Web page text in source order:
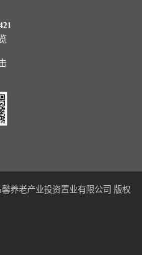
养老产业投资置业有限公司 版权